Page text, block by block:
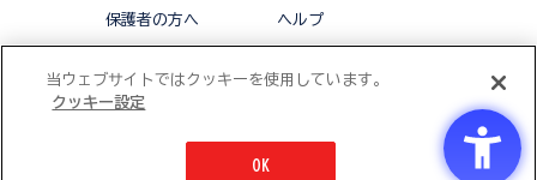
保護者の方へ ヘルプ
© BANDAI CO.,LTD 2015 ALL RIGHTS RESERVED
当ウェブサイトではクッキーを使用しています。
クッキー設定
OK